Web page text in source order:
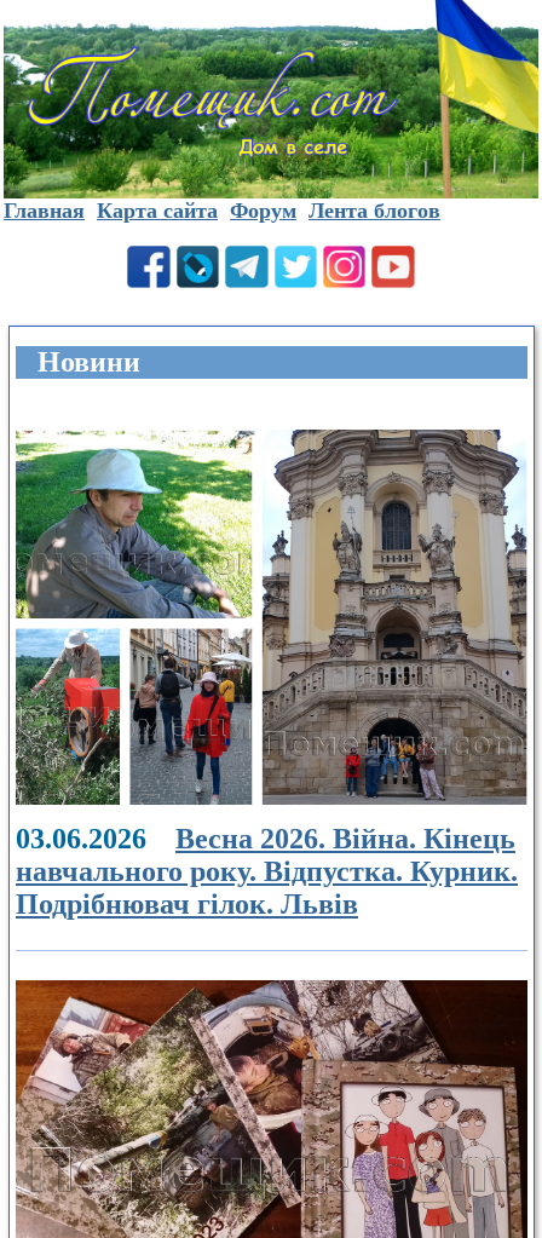
Главная Карта сайта Форум Лента блогов
Новини
03.06.2026 Весна 2026. Війна. Кінець
навчального року. Відпустка. Курник.
Подрібнювач гілок. Львів